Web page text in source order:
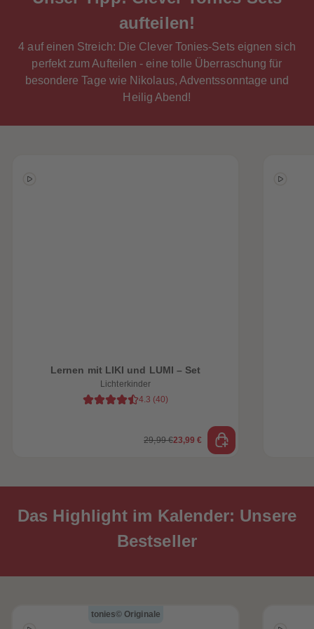
aufteilen!
4 auf einen Streich: Die Clever Tonies-Sets eignen sich
perfekt zum Aufteilen - eine tolle Überraschung für
besondere Tage wie Nikolaus, Adventssonntage und
Heilig Abend!
Lernen mit LIKI und LUMI – Set
Lichterkinder
4.3 (40)
29,99 €23,99 €
Das Highlight im Kalender: Unsere
Bestseller
tonies© Originale